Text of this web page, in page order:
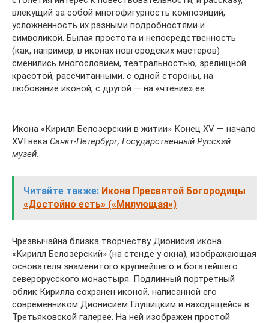
влекущий за собой многофигурность композиций,
усложненность их разными подробностями и
символикой. Былая простота и непосредственность
(как, например, в иконах новгородских мастеров)
сменились многословием, театральностью, зрелищной
красотой, рассчитанными. с одной стороны, на
любование иконой, с другой — на «чтение» ее.
Икона «Кирилл Белозерский в житии» Конец XV — начало
XVI века Санкт-Петербург, Государственный Русский
музей.
Читайте также: Икона Пресвятой Богородицы
«Достойно есть» («Милующая»)
Чрезвычайна близка творчеству Дионисия икона
«Кирилл Белозерский» (на стенде у окна), изображающая
основателя знаменитого крупнейшего и богатейшего
северорусского монастыря. Подлинный портретный
облик Кирилла сохранен иконой, написанной его
современником Дионисием Глушицким и находящейся в
Третьяковской галерее. На ней изображен простой